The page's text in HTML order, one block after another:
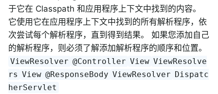
于它在 Classpath 和应用程序上下文中找到的内容。
它使用它在应用程序上下文中找到的所有解析程序，依
次尝试每个解析程序，直到得到结果。 如果您添加自己
的解析程序，则必须了解添加解析程序的顺序和位置。
ViewResolver @Controller View ViewResolve
rs View @ResponseBody ViewResolver Dispatc
herServlet